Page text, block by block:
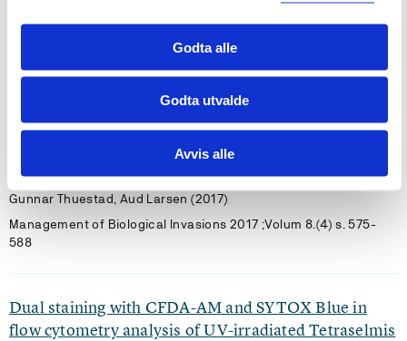
Godta alle
Godta utvalde
Avvis alle
Ranveig Ottøy Olsen, Mathilde Lindivat, Aud Larsen, Gunnar
Thuestad, Ingunn Alne Hoell (2019)
Marine Pollution Bulletin 2019 ;Volum 149.
Application of flow cytometry in ballast water
analysis - biological aspects
Ingunn Hoell, Ranveig Ottøy Olsen, Ole-Kristian Hess-Erga,
Gunnar Thuestad, Aud Larsen (2017)
Management of Biological Invasions 2017 ;Volum 8.(4) s. 575-
588
Dual staining with CFDA-AM and SYTOX Blue in
flow cytometry analysis of UV-irradiated Tetraselmis